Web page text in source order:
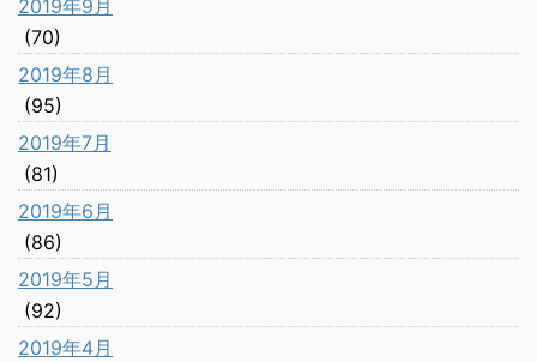
2019年9月
(70)
2019年8月
(95)
2019年7月
(81)
2019年6月
(86)
2019年5月
(92)
2019年4月